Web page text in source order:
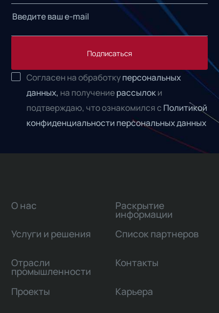
Подписаться
Согласен на обработкуперсональных
данных, на получениерассылоки
подтверждаю, что ознакомился с Политикой
конфиденциальности персональных данных
О нас
Услуги и решения
Отрасли
промышленности
Проекты
Раскрытие
информации
Список партнеров
Контакты
Карьера